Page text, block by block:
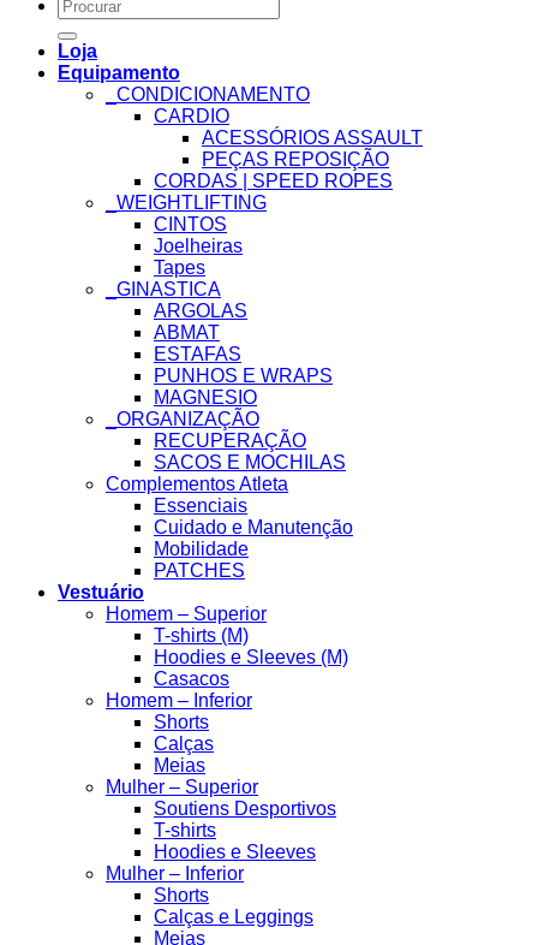
for:
Loja
Equipamento
_CONDICIONAMENTO
CARDIO
ACESSÓRIOS ASSAULT
PEÇAS REPOSIÇÃO
CORDAS | SPEED ROPES
_WEIGHTLIFTING
CINTOS
Joelheiras
Tapes
_GINASTICA
ARGOLAS
ABMAT
ESTAFAS
PUNHOS E WRAPS
MAGNESIO
_ORGANIZAÇÃO
RECUPERAÇÃO
SACOS E MOCHILAS
Complementos Atleta
Essenciais
Cuidado e Manutenção
Mobilidade
PATCHES
Vestuário
Homem – Superior
T-shirts (M)
Hoodies e Sleeves (M)
Casacos
Homem – Inferior
Shorts
Calças
Meias
Mulher – Superior
Soutiens Desportivos
T-shirts
Hoodies e Sleeves
Mulher – Inferior
Shorts
Calças e Leggings
Meias